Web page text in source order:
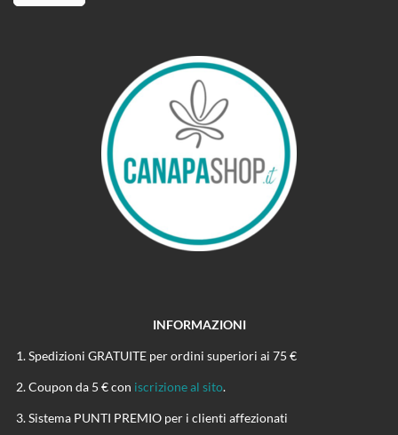
INFORMAZIONI
Spedizioni GRATUITE per ordini superiori ai 75 €
Coupon da 5 € con iscrizione al sito.
Sistema PUNTI PREMIO per i clienti affezionati